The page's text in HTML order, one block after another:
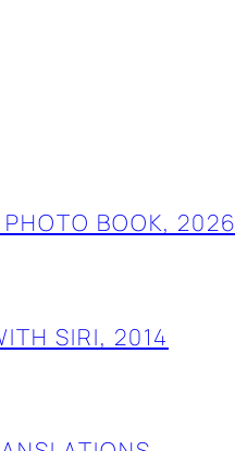
BOOK, 2026
SIRI, 2014